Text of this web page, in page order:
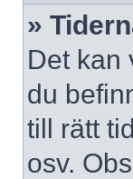
»
Det kan
du
till rätt
osv.